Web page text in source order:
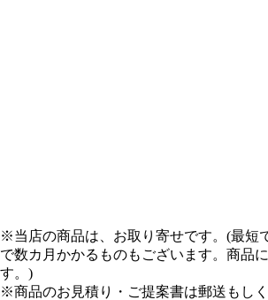
※当店の商品は、お取り寄せです。(最短
で数カ月かかるものもございます。商品
す。)
※商品のお見積り・ご提案書は郵送もし